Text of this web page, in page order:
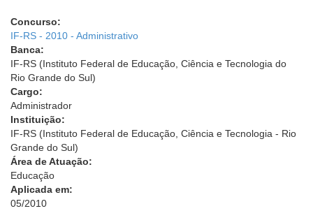
Concurso:
IF-RS - 2010 - Administrativo
Banca:
IF-RS (Instituto Federal de Educação, Ciência e Tecnologia do
Rio Grande do Sul)
Cargo:
Administrador
Instituição:
IF-RS (Instituto Federal de Educação, Ciência e Tecnologia - Rio
Grande do Sul)
Área de Atuação:
Educação
Aplicada em:
05/2010